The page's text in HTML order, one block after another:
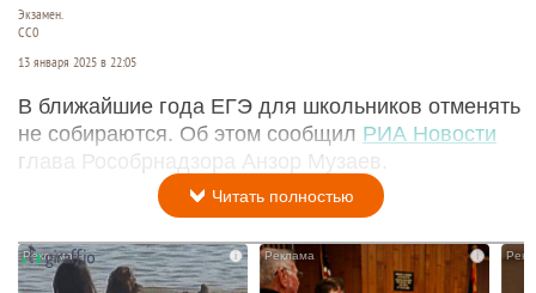
Экзамен.
СС0
13 января 2025 в 22:05
В ближайшие года ЕГЭ для школьников отменять
не собираются. Об этом сообщил РИА Новости
глава Рособрнадзора Анзор Музаев.
Читать полностью
i